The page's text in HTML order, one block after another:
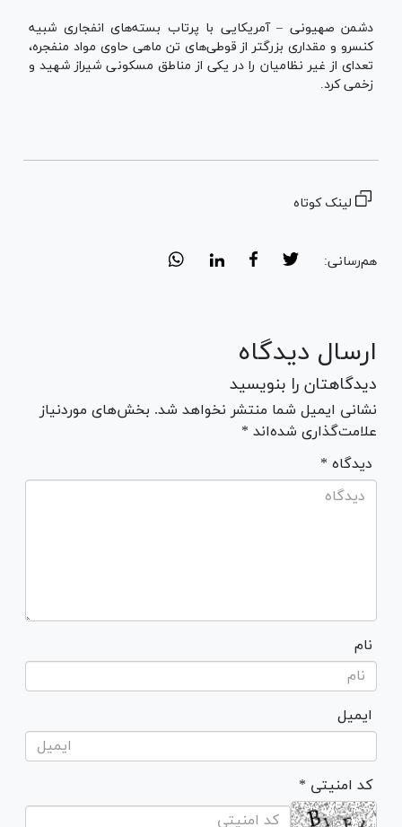
دشمن صهیونی – آمریکایی با پرتاب بسته‌های انفجاری شبیه
کنسرو و مقداری بزرگتر از قوطی‌های تن ماهی حاوی مواد منفجره‌،
تعدای از غیر نظامیان را در یکی از مناطق مسکونی شیراز شهید و
زخمی کرد.
لینک کوتاه
هم‌رسانی:
ارسال دیدگاه
دیدگاهتان را بنویسید
نشانی ایمیل شما منتشر نخواهد شد. بخش‌های موردنیاز
علامت‌گذاری شده‌اند *
* دیدگاه
نام
ایمیل
* کد امنیتی